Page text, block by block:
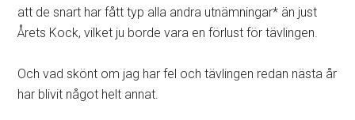
att de snart har fått typ alla andra utnämningar* än just
Årets Kock, vilket ju borde vara en förlust för tävlingen.
Och vad skönt om jag har fel och tävlingen redan nästa år
har blivit något helt annat.